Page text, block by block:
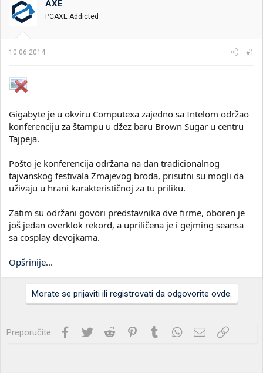
i
k
m
k
t
AXE
PCAXE Addicted
10.06.2014. #1
Gigabyte je u okviru Computexa zajedno sa Intelom održao
konferenciju za štampu u džez baru Brown Sugar u centru
Tajpeja.
Pošto je konferencija održana na dan tradicionalnog
tajvanskog festivala Zmajevog broda, prisutni su mogli da
uživaju u hrani karakterističnoj za tu priliku.
Zatim su održani govori predstavnika dve firme, oboren je
još jedan overklok rekord, a upriličena je i gejming seansa
sa cosplay devojkama.
Opšrinije...
Morate se prijaviti ili registrovati da odgovorite ovde.
Preporučite: Facebook
Twitter Reddit PinterestTumblrWhatsApp
Imejl Link